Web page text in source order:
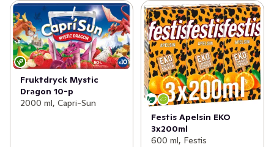
Fruktdryck Mystic
Dragon 10-p
2000 ml, Capri-Sun
Festis Apelsin EKO
3x200ml
600 ml, Festis